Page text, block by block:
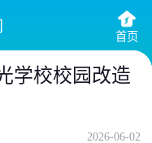
首页
学校校园改造
2026-06-02